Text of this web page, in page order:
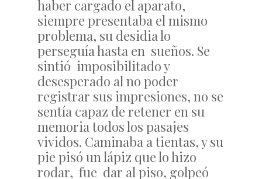
haber cargado el aparato,
siempre presentaba el mismo
problema, su desidia lo
perseguía hasta en sueños. Se
sintió imposibilitado y
desesperado al no poder
registrar sus impresiones, no se
sentía capaz de retener en su
memoria todos los pasajes
vividos. Caminaba a tientas, y su
pie pisó un lápiz que lo hizo
rodar, fue dar al piso, golpeó